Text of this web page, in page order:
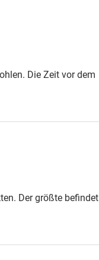
Die Zeit vor dem
Der größte befindet